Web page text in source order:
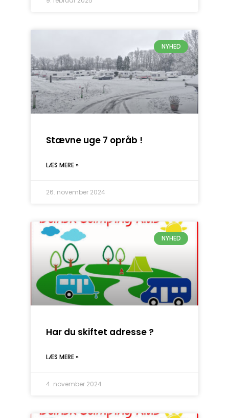
NYHED
Stævne uge 7 opråb !
LÆS MERE »
26. november 2024
NYHED
Har du skiftet adresse ?
LÆS MERE »
4. november 2024